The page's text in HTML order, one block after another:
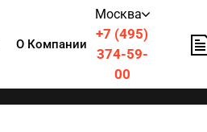
О Компании
Москва
+7 (495)
374-59-
00